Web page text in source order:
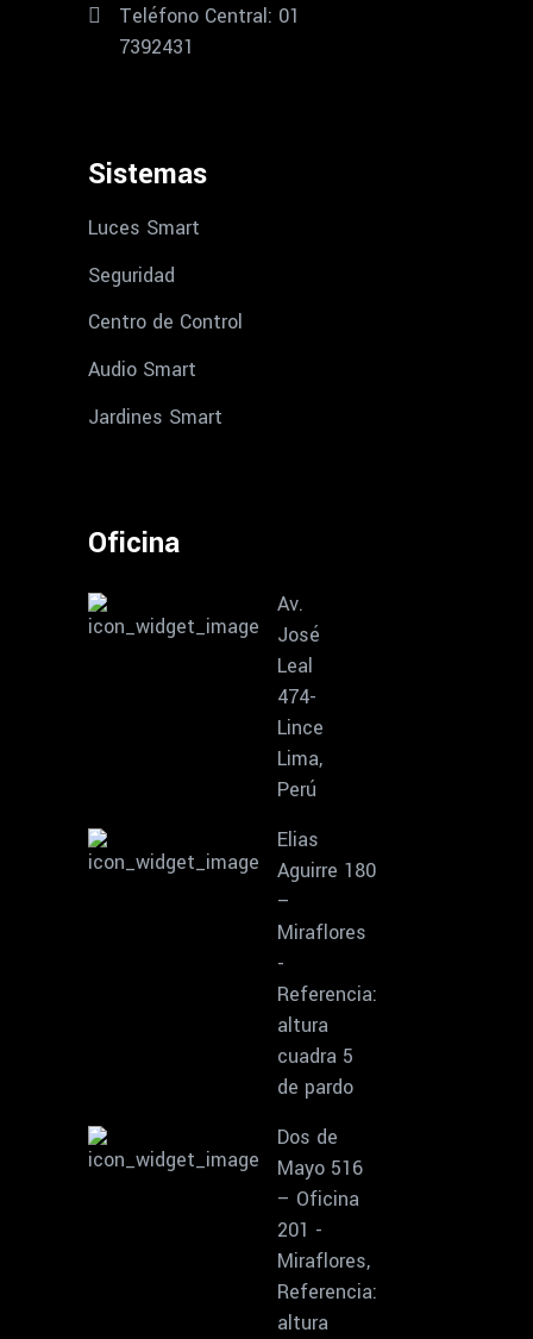
Teléfono Central: 01
7392431
Sistemas
Luces Smart
Seguridad
Centro de Control
Audio Smart
Jardines Smart
Oficina
Av.
José
Leal
474-
Lince
Lima,
Perú
Elias
Aguirre 180
–
Miraflores
-
Referencia:
altura
cuadra 5
de pardo
Dos de
Mayo 516
– Oficina
201 -
Miraflores,
Referencia:
altura